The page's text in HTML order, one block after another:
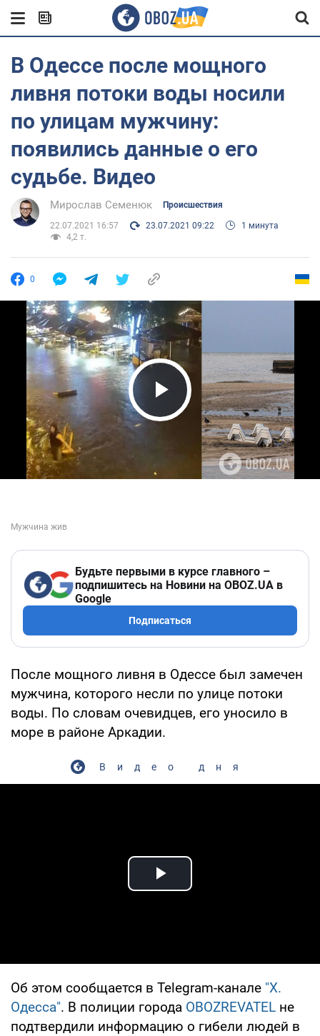
В Одессе после мощного
ливня потоки воды носили
по улицам мужчину:
появились данные о его
судьбе. Видео
Мирослав Семенюк Происшествия
22.07.2021 16:57 23.07.2021 09:22
1 минута
4,2 т.
0
Play Video
Будьте первыми в курсе главного –
подпишитесь на Новини на OBOZ.UA в
Google
Подписаться
После мощного ливня в Одессе был замечен
мужчина, которого несли по улице потоки
воды. По словам очевидцев, его уносило в
море в районе Аркадии.
Видео дня
Play Video
Об этом сообщается в Telegram-канале "Х.
Одесса". В полиции города OBOZREVATEL не
подтвердили информацию о гибели людей в